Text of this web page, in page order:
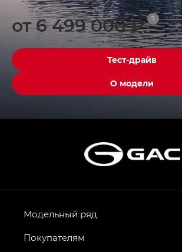
от 6 499 000 ₽ ?
Тест-драйв
О модели
Модельный ряд
Покупателям